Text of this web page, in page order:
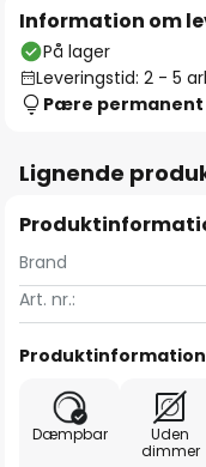
Information om
På lager
Leveringstid: 2 - 5
Pære permanent
Lignende
Brand
Art. nr.:
Produktinformation
Dæmpbar
Uden
dimmer